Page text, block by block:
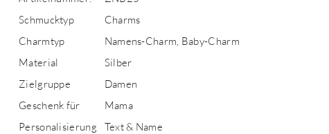
Schmucktyp
Charms
Charmtyp
Namens-Charm, Baby-Charm
Material
Silber
Zielgruppe
Damen
Geschenk für
Mama
Personalisierung
Text & Name